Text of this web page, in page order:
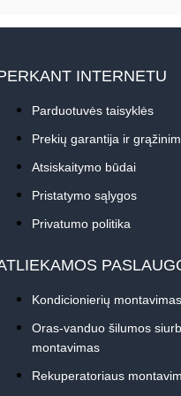
INTERNETU
Parduotuvės taisyklės
Prekių garantija ir
Atsiskaitymo būdai
Pristatymo sąlygos
Privatumo politika
Kondicionierių montavimas
Oras-vanduo šilumos
montavimas
Rekuperatoriaus